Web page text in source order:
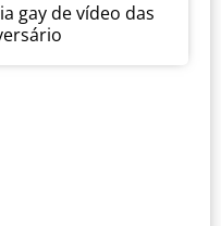
gay de vídeo das